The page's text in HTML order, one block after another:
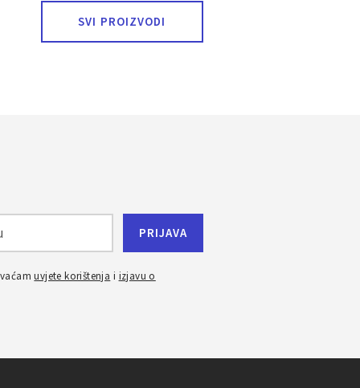
SVI PROIZVODI
uvjete korištenja i izjavu o